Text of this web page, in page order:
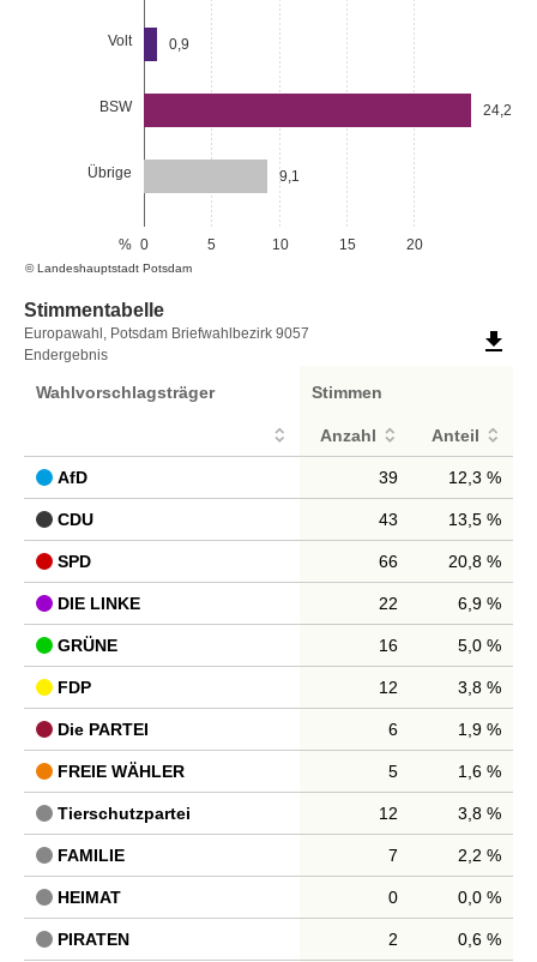
Volt
BSW
Übrige
0 5 10 15 20
%
0,9
24,2
9,1
© Landeshauptstadt Potsdam
Stimmentabelle
Stimmentabelle
Europawahl, Potsdam Briefwahlbezirk 9057
Endergebnis
file_download
Wahlvorschlagsträger Stimmen
Anzahl Anteil
AfD 39 12,3 %
CDU 43 13,5 %
SPD 66 20,8 %
DIE LINKE 22 6,9 %
GRÜNE 16 5,0 %
FDP 12 3,8 %
Die PARTEI 6 1,9 %
FREIE WÄHLER 5 1,6 %
Tierschutzpartei 12 3,8 %
FAMILIE 7 2,2 %
HEIMAT 0 0,0 %
PIRATEN 2 0,6 %